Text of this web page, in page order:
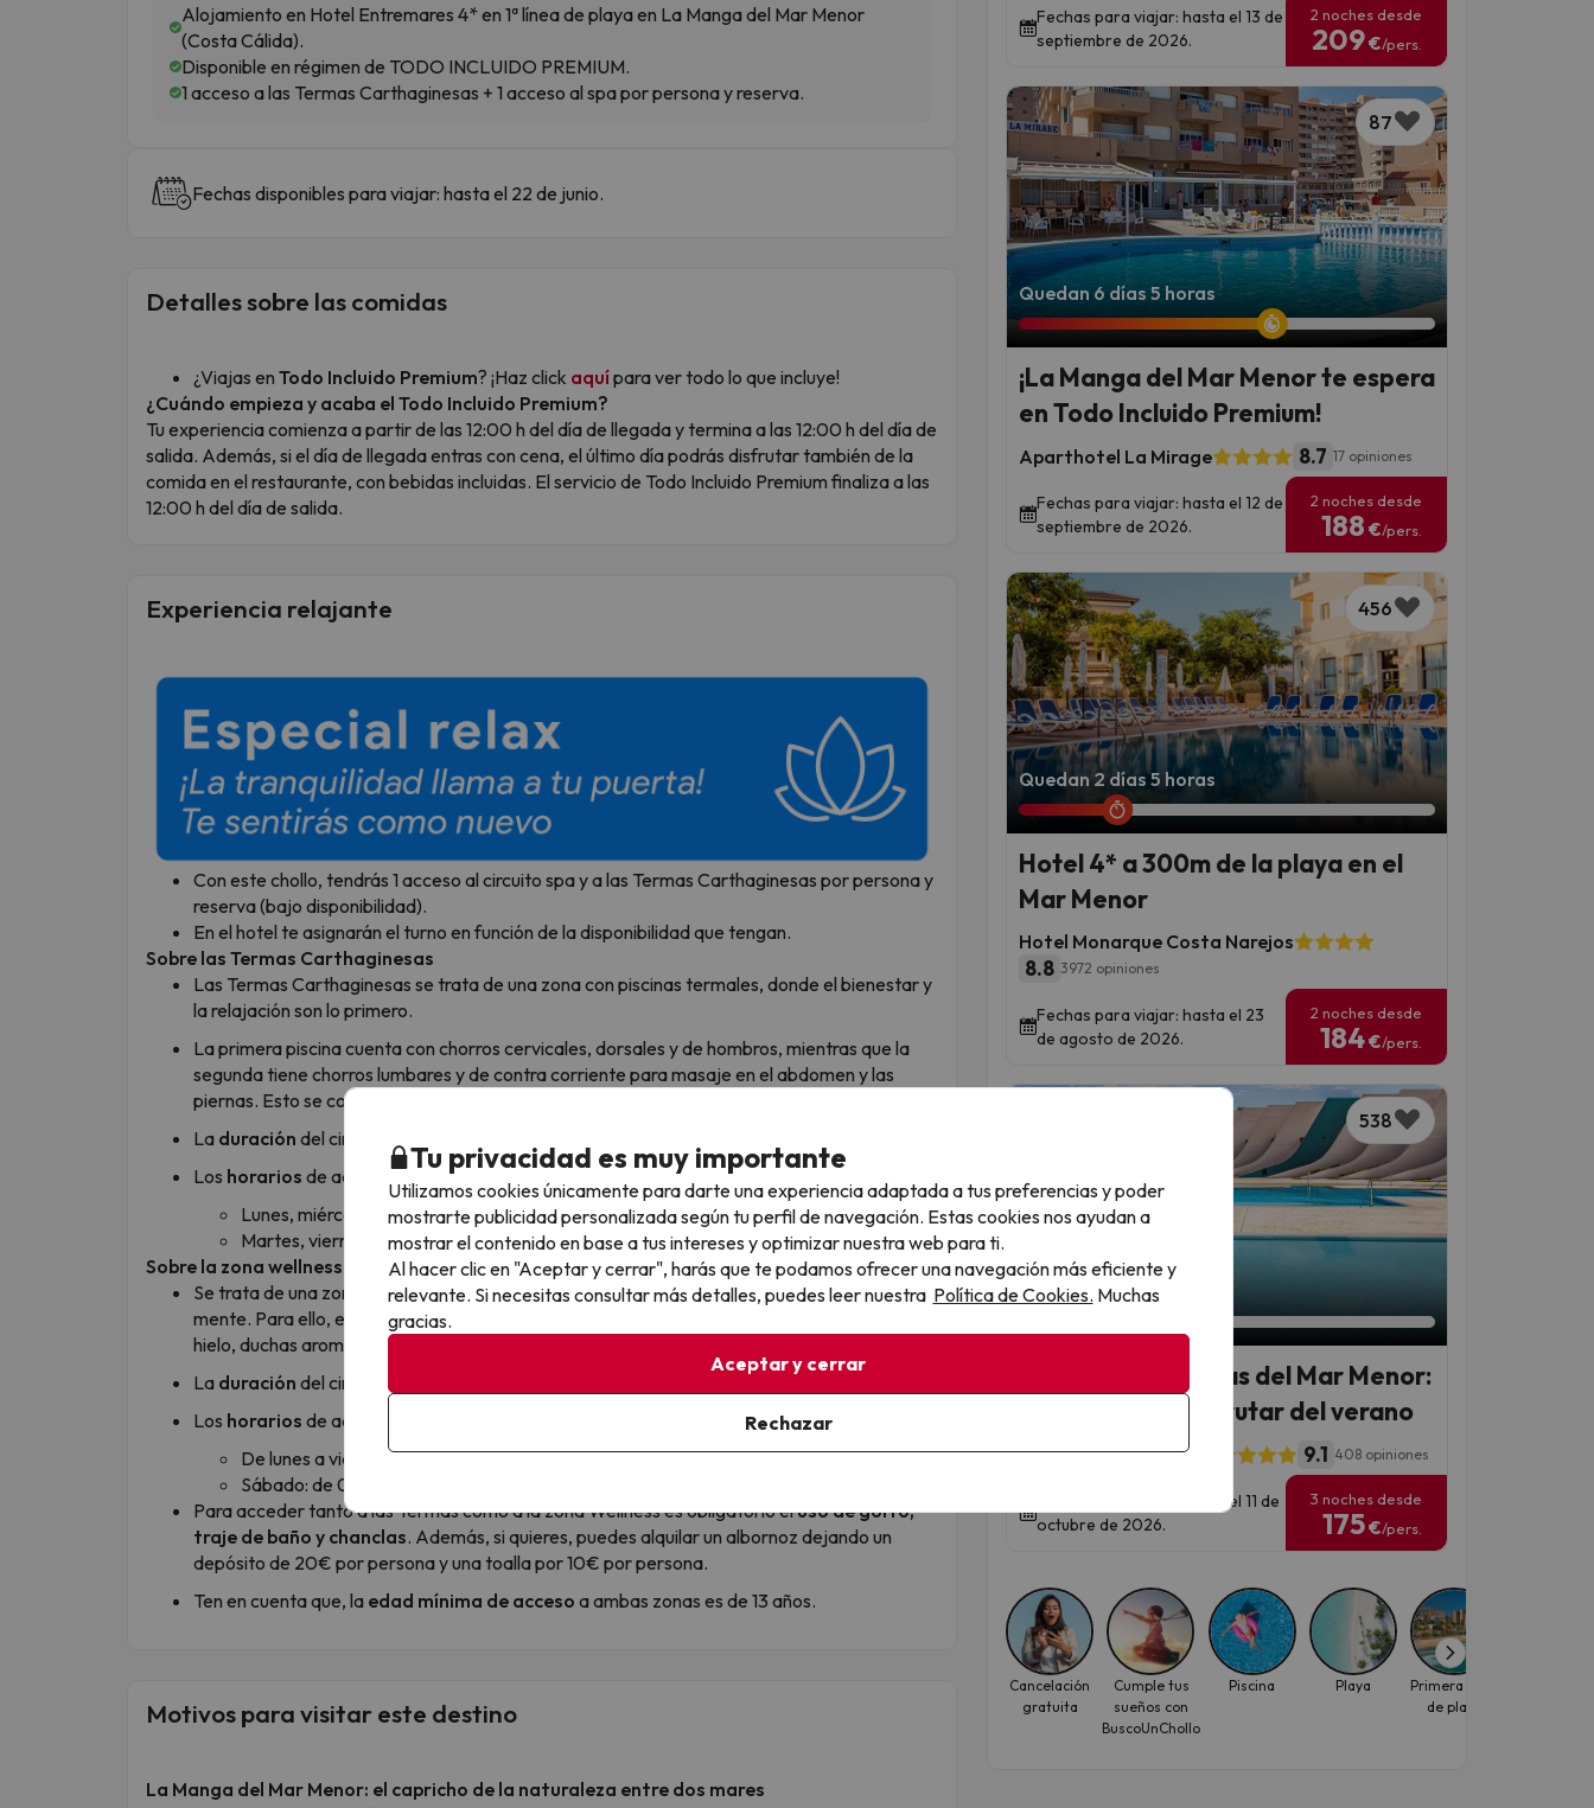
Alojamiento en Hotel Entremares 4* en 1ª línea de playa en La Manga del Mar Menor
(Costa Cálida).
Disponible en régimen de TODO INCLUIDO PREMIUM.
1 acceso a las Termas Carthaginesas + 1 acceso al spa por persona y reserva.
Fechas disponibles para viajar: hasta el 22 de junio.
Detalles sobre las comidas
¿Viajas en Todo Incluido Premium? ¡Haz click aquípara ver todo lo que incluye!
¿Cuándo empieza y acaba el Todo Incluido Premium?
Tu experiencia comienza a partir de las 12:00 h del día de llegada y termina a las 12:00 h del día de
salida. Además, si el día de llegada entras con cena, el último día podrás disfrutar también de la
comida en el restaurante, con bebidas incluidas. El servicio de Todo Incluido Premium finaliza a las
12:00 h del día de salida.
Experiencia relajante
Con este chollo, tendrás 1 acceso al circuito spa y a las Termas Carthaginesas por persona y
reserva (bajo disponibilidad).
En el hotel te asignarán el turno en función de la disponibilidad que tengan.
Sobre las Termas Carthaginesas
Las Termas Carthaginesas se trata de una zona con piscinas termales, donde el bienestar y
la relajación son lo primero.
La primera piscina cuenta con chorros cervicales, dorsales y de hombros, mientras que la
segunda tiene chorros lumbares y de contra corriente para masaje en el abdomen y las
piernas. Esto se combina con la última piscina, de agua caliente.
La duración del circuito es de 25 minutos ¡aprovéchalos al máximo para descansar!
Los horarios de acceso son los siguientes:
Lunes, miércoles y jueves: de 10:00h a 14:00h.
Martes, viernes y sábado: de 10:00h a 12:00h y de 16:00h a 20:00h.
Sobre la zona wellness - spa
Se trata de una zona cuyo objetivo es que consigas la relajación completa del cuerpo y la
mente. Para ello, el recorrido incluye sauna seca, baño de vapor con eucalipto, pozo de
hielo, duchas aromáticas, jacuzzi y piscina.
La duración del circuito es, igual que en las Termas Carthaginesas, de 25 minutos.
Los horarios de acceso son los siguientes:
De lunes a viernes: de 9:00h a 13:00h.
Sábado: de 09:30h a 13:30h y de 16:00h a 19:00h.
Para acceder tanto a las Termas como a la zona Wellness es obligatorio eluso de gorro,
traje de baño y chanclas. Además, si quieres, puedes alquilar un albornoz dejando un
depósito de 20€ por persona y una toalla por 10€ por persona.
Ten en cuenta que, la edad mínima de acceso a ambas zonas es de 13 años.
Motivos para visitar este destino
La Manga del Mar Menor: el capricho de la naturaleza entre dos mares
Fechas para viajar: hasta el 13 de
septiembre de 2026.
2 noches desde
209€/pers.
87
Quedan 6 días 5 horas
¡La Manga del Mar Menor te espera
en Todo Incluido Premium!
Aparthotel La Mirage 8.7 17 opiniones
Fechas para viajar: hasta el 12 de
septiembre de 2026.
2 noches desde
188 €/pers.
456
Quedan 2 días 5 horas
Hotel 4* a 300m de la playa en el
Mar Menor
Hotel Monarque Costa Narejos
8.8 3972 opiniones
Fechas para viajar: hasta el 23
de agosto de 2026.
2 noches desde
184€/pers.
538
Quedan 1 día 6 horas
Vacaciones a orillas del Mar Menor:
hotel 4* para disfrutar del verano
Occidental Mar Menor 9.1 408 opiniones
Fechas para viajar: hasta el 11 de
octubre de 2026.
3 noches desde
175€/pers.
Cancelación
gratuita
Cumple tus
sueños con
BuscoUnChollo
Piscina Playa
Primera línea
de playa
Tu privacidad es muy importante
Utilizamos cookies únicamente para darte una experiencia adaptada a tus preferencias y poder
mostrarte publicidad personalizada según tu perfil de navegación. Estas cookies nos ayudan a
mostrar el contenido en base a tus intereses y optimizar nuestra web para ti.
Al hacer clic en "Aceptar y cerrar", harás que te podamos ofrecer una navegación más eficiente y
relevante. Si necesitas consultar más detalles, puedes leer nuestra Política de Cookies. Muchas
gracias.
Aceptar y cerrar
Rechazar